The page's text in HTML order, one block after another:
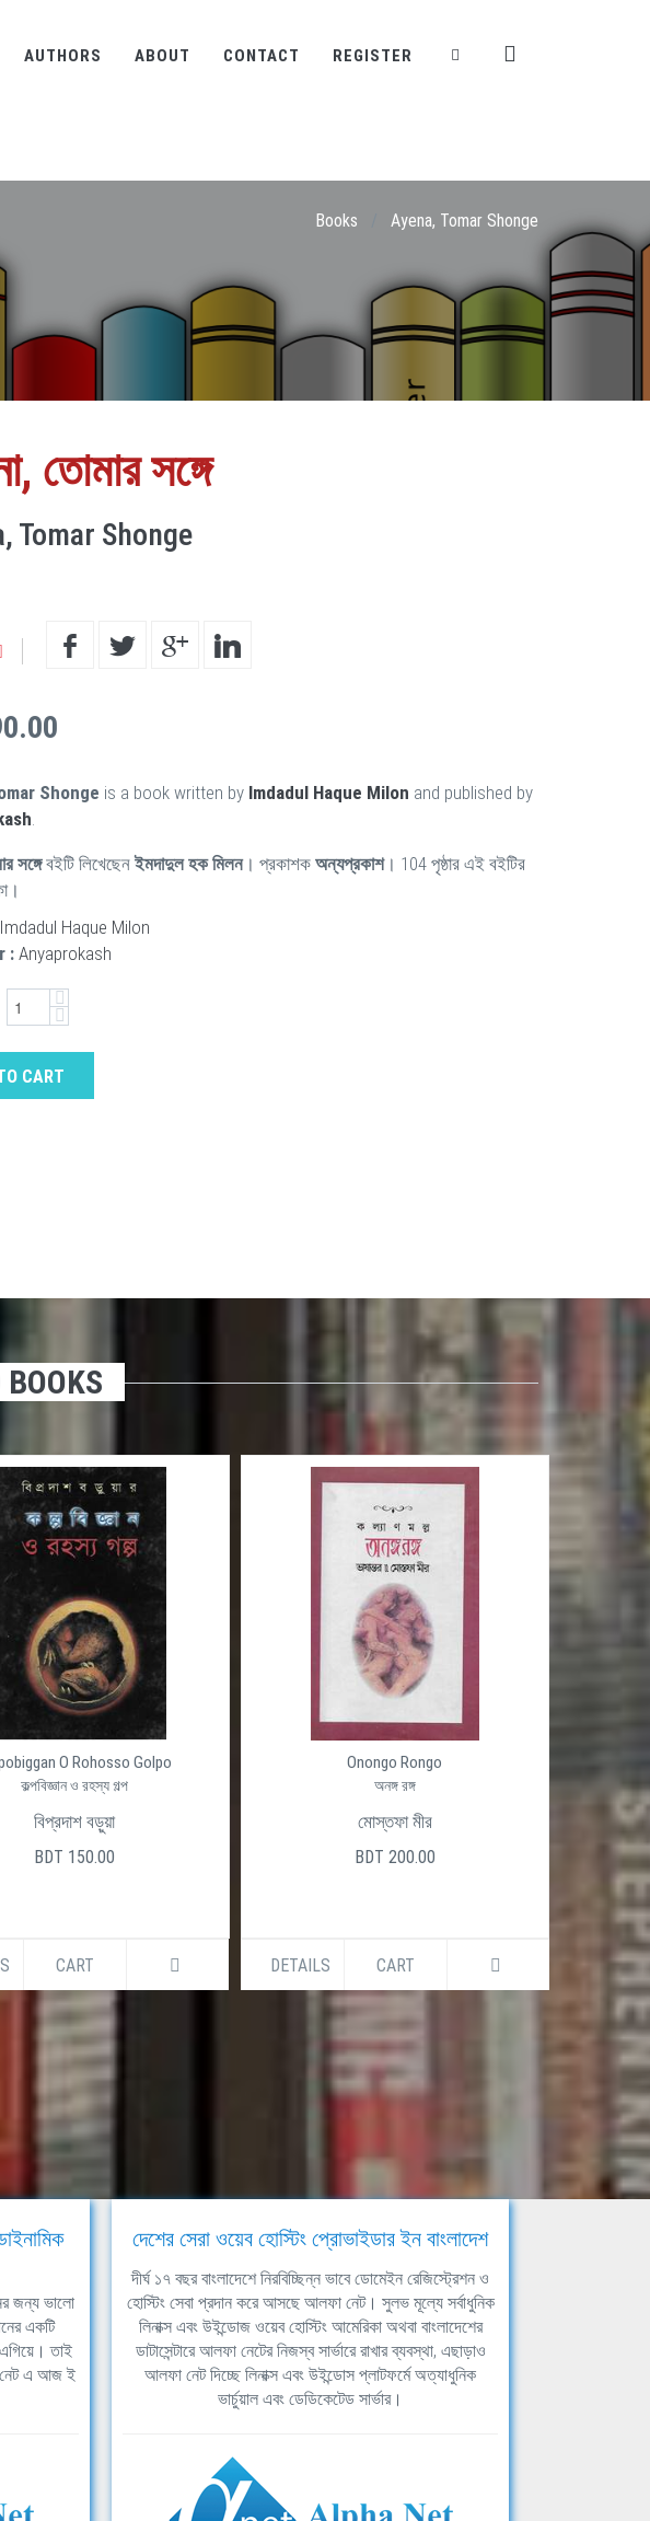
AUTHORS ABOUT CONTACT REGISTER
Books Ayena, Tomar Shonge
তোমার সঙ্গে
Tomar Shonge
Shonge is a book written by Imdadul Haque Milon and published by
.
সঙ্গেবইটি লিখেছেনইমদাদুল হক মিলন। প্রকাশক অন্যপ্রকাশ। 104 পৃষ্ঠার এই বইটির
Imdadul Haque Milon
: Anyaprokash
CART
O Rohosso Golpo
কল্পবিজ্ঞান ও রহস্য গল্প
বিপ্রদাশ বড়ুয়া
BDT 150.00
CART
Onongo Rongo
অনঙ্গ রঙ্গ
মোস্তফা মীর
BDT 200.00
DETAILS CART DETAILS
জন্য ভালো
একটি
তাই
নেট এ আজ ই
দেশের সেরা ওয়েব হোস্টিং প্রোভাইডার ইন বাংলাদেশ
দীর্ঘ ১৭ বছর বাংলাদেশে নিরবিচ্ছিন্ন ভাবে ডোমেইন রেজিস্ট্রেশন ও
হোস্টিং সেবা প্রদান করে আসছে আলফা নেট। সুলভ মূল্যে সর্বাধুনিক
লিনাক্স এবং উইন্ডোজ ওয়েব হোস্টিং আমেরিকা অথবা বাংলাদেশের
ডাটাসেন্টারে আলফা নেটের নিজস্ব সার্ভারে রাখার ব্যবস্থা, এছাড়াও
আলফা নেট দিচ্ছে লিনাক্স এবং উইন্ডোস প্লাটফর্মে অত্যাধুনিক
ভার্চুয়াল এবং ডেডিকেটেড সার্ভার।